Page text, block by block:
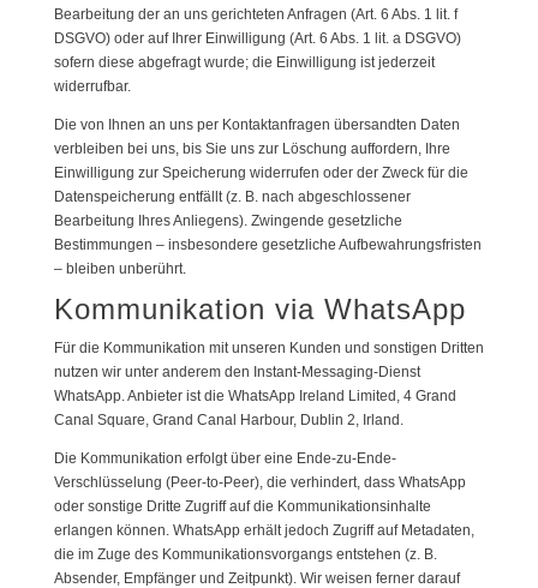
Bearbeitung der an uns gerichteten Anfragen (Art. 6 Abs. 1 lit. f
DSGVO) oder auf Ihrer Einwilligung (Art. 6 Abs. 1 lit. a DSGVO)
sofern diese abgefragt wurde; die Einwilligung ist jederzeit
widerrufbar.
Die von Ihnen an uns per Kontaktanfragen übersandten Daten
verbleiben bei uns, bis Sie uns zur Löschung auffordern, Ihre
Einwilligung zur Speicherung widerrufen oder der Zweck für die
Datenspeicherung entfällt (z. B. nach abgeschlossener
Bearbeitung Ihres Anliegens). Zwingende gesetzliche
Bestimmungen – insbesondere gesetzliche Aufbewahrungsfristen
– bleiben unberührt.
Kommunikation via WhatsApp
Für die Kommunikation mit unseren Kunden und sonstigen Dritten
nutzen wir unter anderem den Instant-Messaging-Dienst
WhatsApp. Anbieter ist die WhatsApp Ireland Limited, 4 Grand
Canal Square, Grand Canal Harbour, Dublin 2, Irland.
Die Kommunikation erfolgt über eine Ende-zu-Ende-
Verschlüsselung (Peer-to-Peer), die verhindert, dass WhatsApp
oder sonstige Dritte Zugriff auf die Kommunikationsinhalte
erlangen können. WhatsApp erhält jedoch Zugriff auf Metadaten,
die im Zuge des Kommunikationsvorgangs entstehen (z. B.
Absender, Empfänger und Zeitpunkt). Wir weisen ferner darauf